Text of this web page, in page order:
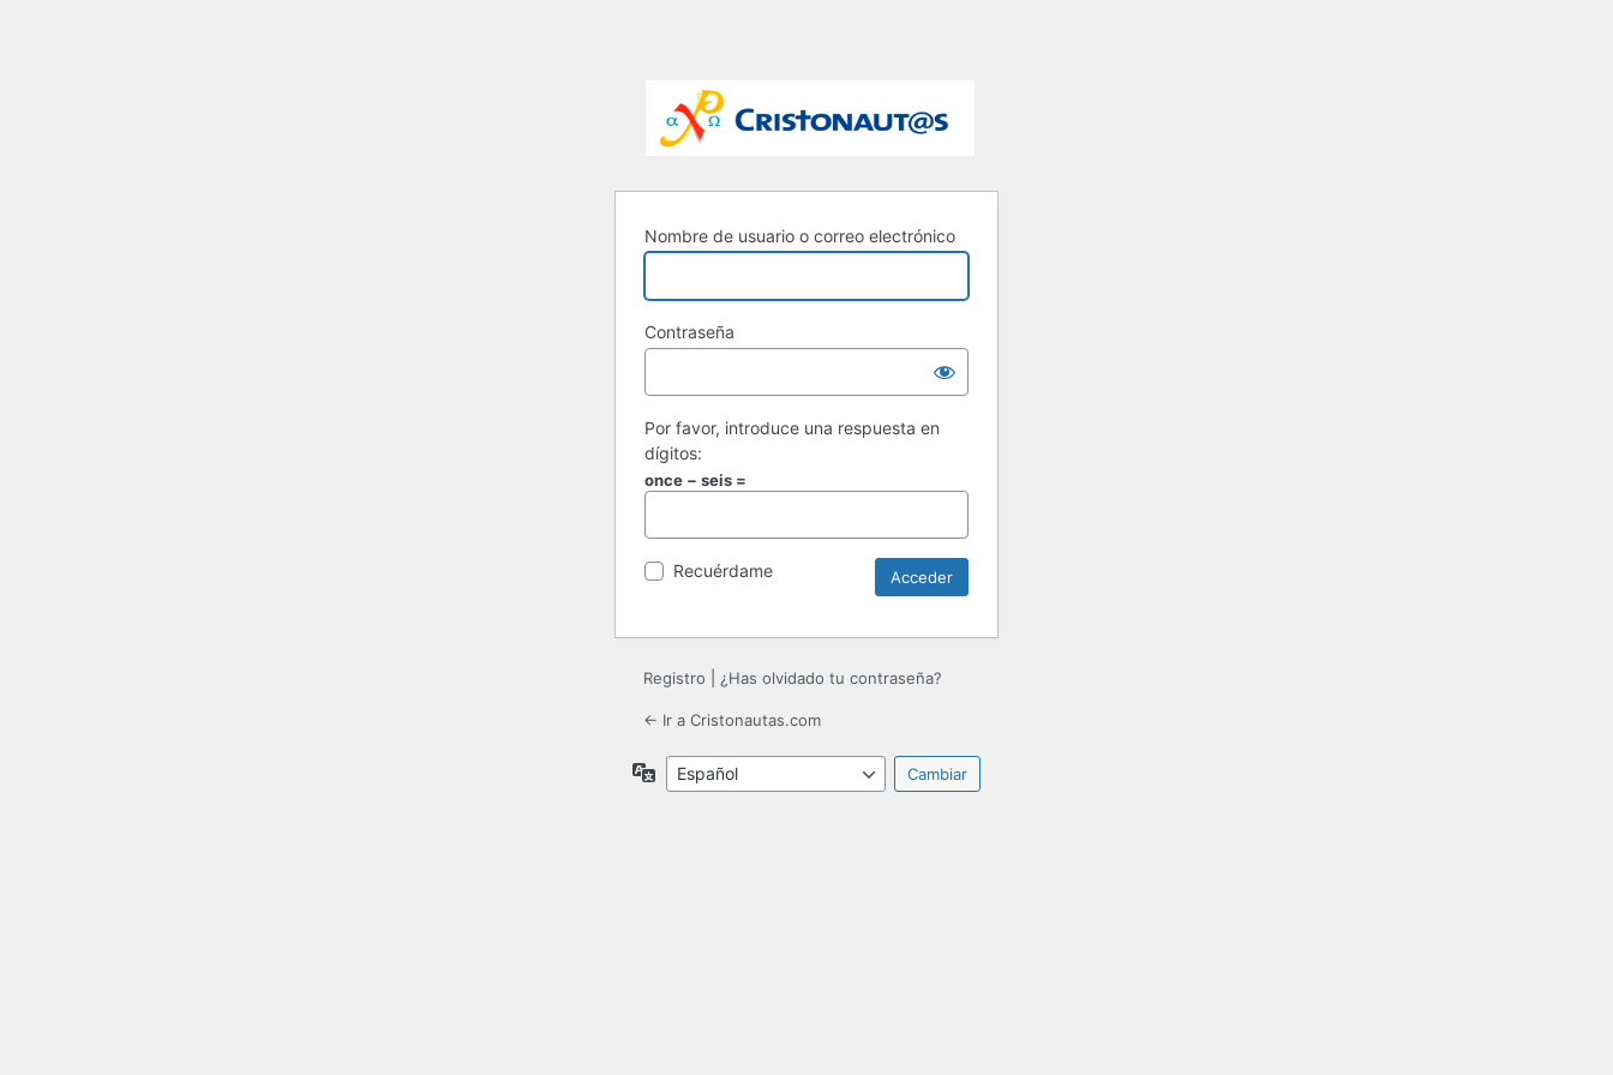
Nombre de usuario o correo electrónico
Contraseña
Por favor, introduce una respuesta en
dígitos:
once − seis =
Recuérdame
Registro ¿Has olvidado tu contraseña?
← Ir a Cristonautas.com
Idioma